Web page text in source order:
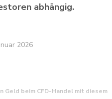
abhängig.
2026
beim CFD-Handel mit diesem